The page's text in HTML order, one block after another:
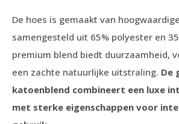
De hoes is gemaakt van
samengesteld uit 65% polyester en
premium blend biedt duurzaamheid,
een zachte natuurlijke uitstraling. De
katoenblend combineert een luxe
met sterke eigenschappen voor